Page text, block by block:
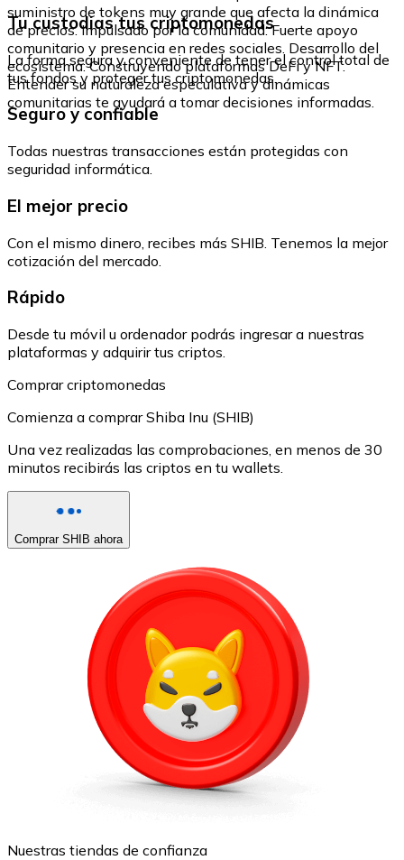
suministro de tokens muy grande que afecta la dinámica
de precios. Impulsado por la comunidad: Fuerte apoyo
comunitario y presencia en redes sociales. Desarrollo del
ecosistema: Construyendo plataformas DeFi y NFT.
Entender su naturaleza especulativa y dinámicas
comunitarias te ayudará a tomar decisiones informadas.
Tu custodias tus criptomonedas
La forma segura y conveniente de tener el control total de
tus fondos y proteger tus criptomonedas.
Seguro y confiable
Todas nuestras transacciones están protegidas con
seguridad informática.
El mejor precio
Con el mismo dinero, recibes más SHIB. Tenemos la mejor
cotización del mercado.
Rápido
Desde tu móvil u ordenador podrás ingresar a nuestras
plataformas y adquirir tus criptos.
Comprar criptomonedas
Comienza a comprar Shiba Inu (SHIB)
Una vez realizadas las comprobaciones, en menos de 30
minutos recibirás las criptos en tu wallets.
Comprar SHIB ahora
Nuestras tiendas de confianza